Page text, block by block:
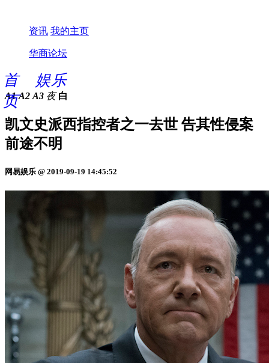
资讯 我的主页
华商论坛
首
页
娱乐
A1 A2 A3 夜 白
凯文史派西指控者之一去世 告其性侵案
前途不明
网易娱乐 @ 2019-09-19 14:45:52